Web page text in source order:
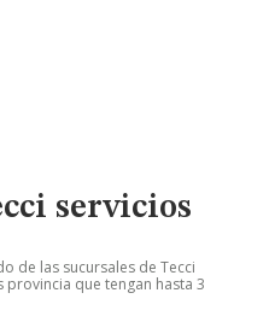
servicios
de las sucursales de Tecci
que tengan hasta 3